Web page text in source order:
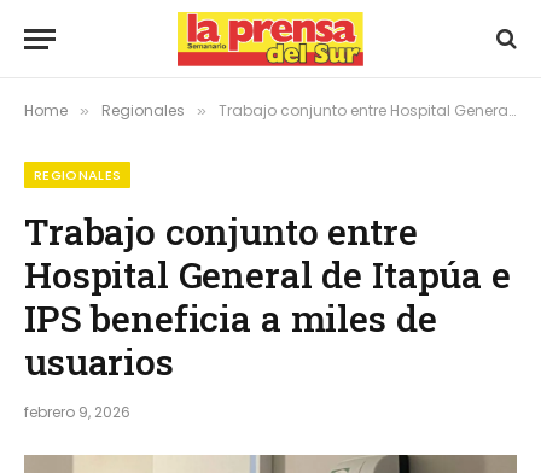
Home » Regionales » Trabajo conjunto entre Hospital General de Itapúa e IPS beneficia a miles de usuarios
REGIONALES
Trabajo conjunto entre
Hospital General de Itapúa e
IPS beneficia a miles de
usuarios
febrero 9, 2026